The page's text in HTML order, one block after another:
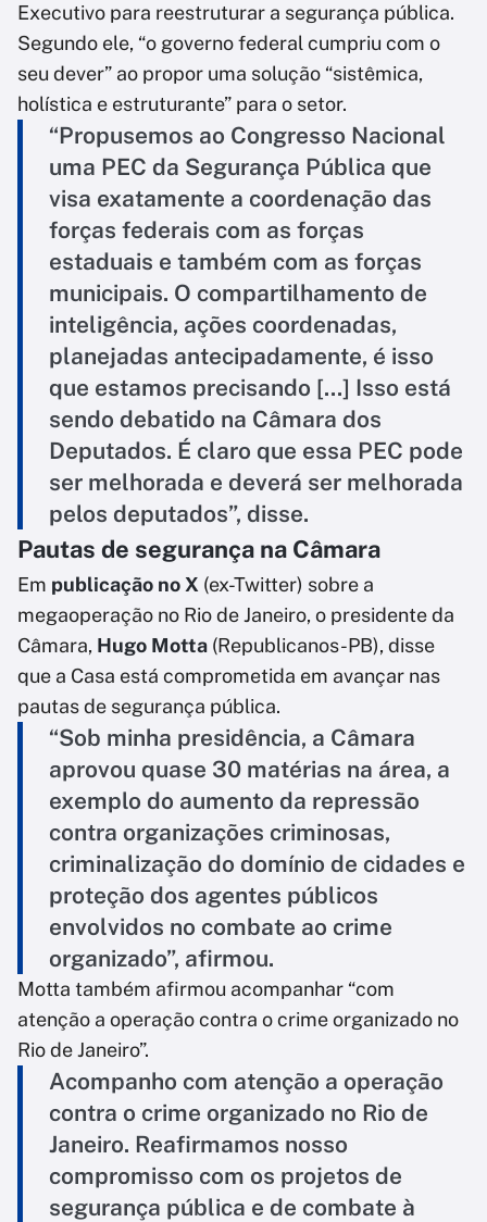
Executivo para reestruturar a segurança pública.
Segundo ele, “o governo federal cumpriu com o
seu dever” ao propor uma solução “sistêmica,
holística e estruturante” para o setor.
“Propusemos ao Congresso Nacional
uma PEC da Segurança Pública que
visa exatamente a coordenação das
forças federais com as forças
estaduais e também com as forças
municipais. O compartilhamento de
inteligência, ações coordenadas,
planejadas antecipadamente, é isso
que estamos precisando [...] Isso está
sendo debatido na Câmara dos
Deputados. É claro que essa PEC pode
ser melhorada e deverá ser melhorada
pelos deputados”, disse.
Pautas de segurança na Câmara
Em publicação no X (ex-Twitter) sobre a
megaoperação no Rio de Janeiro, o presidente da
Câmara, Hugo Motta (Republicanos-PB), disse
que a Casa está comprometida em avançar nas
pautas de segurança pública.
“Sob minha presidência, a Câmara
aprovou quase 30 matérias na área, a
exemplo do aumento da repressão
contra organizações criminosas,
criminalização do domínio de cidades e
proteção dos agentes públicos
envolvidos no combate ao crime
organizado”, afirmou.
Motta também afirmou acompanhar “com
atenção a operação contra o crime organizado no
Rio de Janeiro”.
Acompanho com atenção a operação
contra o crime organizado no Rio de
Janeiro. Reafirmamos nosso
compromisso com os projetos de
segurança pública e de combate à